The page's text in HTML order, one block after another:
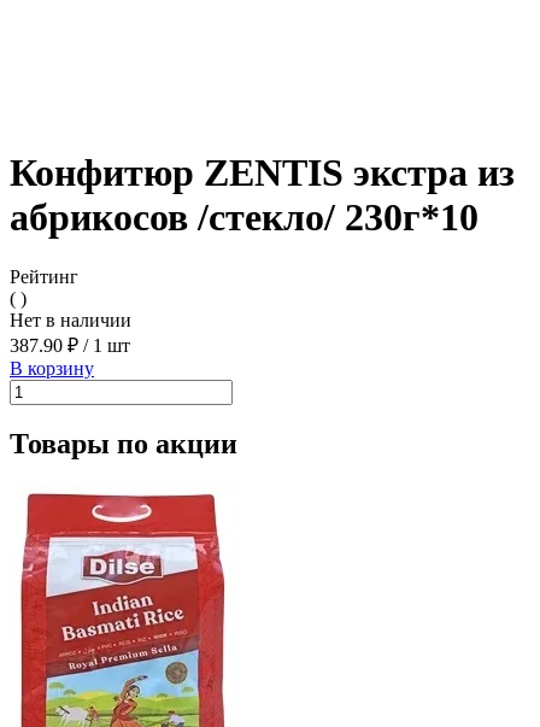
Конфитюр ZENTIS экстра из
абрикосов /стекло/ 230г*10
Рейтинг
( )
Нет в наличии
387.90 ₽ /1 шт
В корзину
Товары по акции